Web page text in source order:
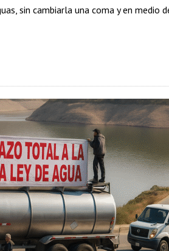
sin cambiarla una coma y en medio